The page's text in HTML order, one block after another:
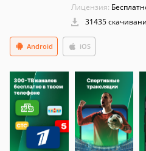
Лицензия:
31435
Android iOS